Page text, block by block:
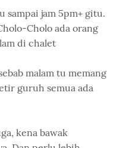
sampai jam 5pm+ gitu.
Cholo ada orang
di chalet
malam tu memang
guruh semua ada
kena bawak